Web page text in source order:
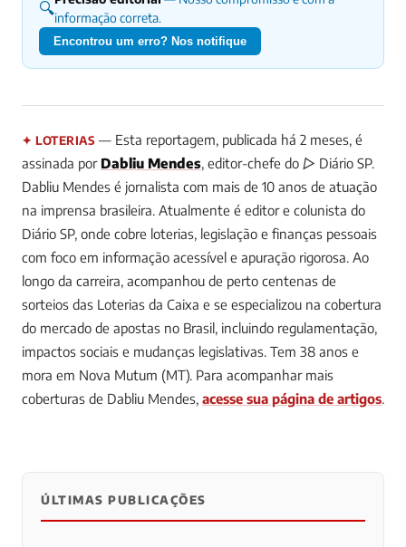
🔍informação correta.
Encontrou um erro? Nos notifique
✦ LOTERIAS — Esta reportagem, publicada há 2 meses, é
assinada por Dabliu Mendes, editor-chefe do ▷ Diário SP.
Dabliu Mendes é jornalista com mais de 10 anos de atuação
na imprensa brasileira. Atualmente é editor e colunista do
Diário SP, onde cobre loterias, legislação e finanças pessoais
com foco em informação acessível e apuração rigorosa. Ao
longo da carreira, acompanhou de perto centenas de
sorteios das Loterias da Caixa e se especializou na cobertura
do mercado de apostas no Brasil, incluindo regulamentação,
impactos sociais e mudanças legislativas. Tem 38 anos e
mora em Nova Mutum (MT). Para acompanhar mais
coberturas de Dabliu Mendes, acesse sua página de artigos.
0 0 0
ÚLTIMAS PUBLICAÇÕES